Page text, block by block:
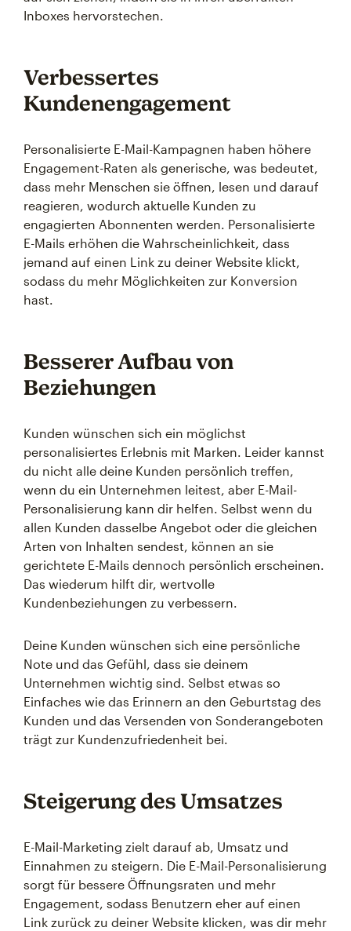
Inboxes hervorstechen.
Verbessertes
Kundenengagement
Personalisierte E-Mail-Kampagnen haben höhere
Engagement-Raten als generische, was bedeutet,
dass mehr Menschen sie öffnen, lesen und darauf
reagieren, wodurch aktuelle Kunden zu
engagierten Abonnenten werden. Personalisierte
E-Mails erhöhen die Wahrscheinlichkeit, dass
jemand auf einen Link zu deiner Website klickt,
sodass du mehr Möglichkeiten zur Konversion
hast.
Besserer Aufbau von
Beziehungen
Kunden wünschen sich ein möglichst
personalisiertes Erlebnis mit Marken. Leider kannst
du nicht alle deine Kunden persönlich treffen,
wenn du ein Unternehmen leitest, aber E-Mail-
Personalisierung kann dir helfen. Selbst wenn du
allen Kunden dasselbe Angebot oder die gleichen
Arten von Inhalten sendest, können an sie
gerichtete E-Mails dennoch persönlich erscheinen.
Das wiederum hilft dir, wertvolle
Kundenbeziehungen zu verbessern.
Deine Kunden wünschen sich eine persönliche
Note und das Gefühl, dass sie deinem
Unternehmen wichtig sind. Selbst etwas so
Einfaches wie das Erinnern an den Geburtstag des
Kunden und das Versenden von Sonderangeboten
trägt zur Kundenzufriedenheit bei.
Steigerung des Umsatzes
E-Mail-Marketing zielt darauf ab, Umsatz und
Einnahmen zu steigern. Die E-Mail-Personalisierung
sorgt für bessere Öffnungsraten und mehr
Engagement, sodass Benutzern eher auf einen
Link zurück zu deiner Website klicken, was dir mehr